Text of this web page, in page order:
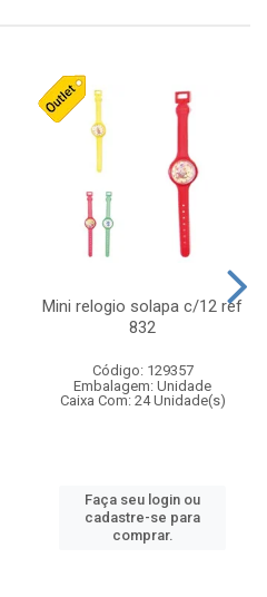
Mini relogio solapa c/12 ref
832
Código: 129357
Embalagem: Unidade
Caixa Com: 24 Unidade(s)
Faça seu login ou
cadastre-se para
comprar.